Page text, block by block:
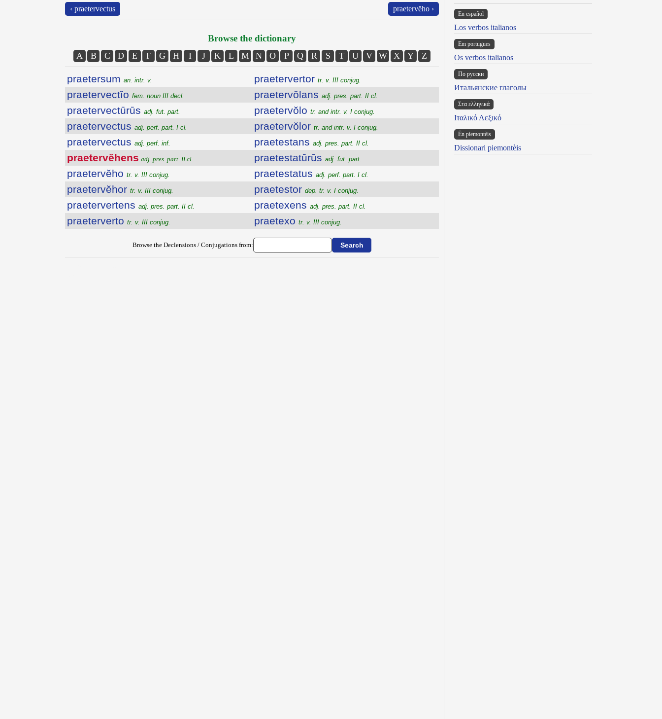
‹ praetervectus praetervĕho ›
Browse the dictionary
A B C D E F G H I J K L M N O P Q R S T U V W X Y Z
praetersum an. intr. v.
praetervectĭo fem. noun III decl.
praetervectūrūs adj. fut. part.
praetervectus adj. perf. part. I cl.
praetervectus adj. perf. inf.
praetervĕhens adj. pres. part. II cl.
praetervĕho tr. v. III conjug.
praetervĕhor tr. v. III conjug.
praetervertens adj. pres. part. II cl.
praeterverto tr. v. III conjug.
praetervertor tr. v. III conjug.
praetervŏlans adj. pres. part. II cl.
praetervŏlo tr. and intr. v. I conjug.
praetervŏlor tr. and intr. v. I conjug.
praetestans adj. pres. part. II cl.
praetestatūrūs adj. fut. part.
praetestatus adj. perf. part. I cl.
praetestor dep. tr. v. I conjug.
praetexens adj. pres. part. II cl.
praetexo tr. v. III conjug.
Browse the Declensions / Conjugations from:
En español
Los verbos italianos
Em portugues
Os verbos italianos
По русски
Итальянские глаголы
Στα ελληνικά
Ιταλικό Λεξικό
Ën piemontèis
Dissionari piemontèis